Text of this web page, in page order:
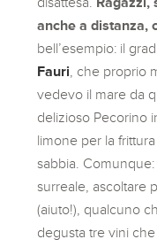
anche a distanza,
bell’esempio: il
Fauri , che proprio
vedevo il mare da
delizioso Pecorino
limone per la
sabbia.
surreale, ascoltare
(aiuto!), qualcuno
degusta tre vini